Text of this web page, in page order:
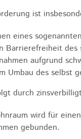
ist
eines
Barrierefreiheit des
aufgrund
Umbau des selbst
durch
wird für
gebunden.